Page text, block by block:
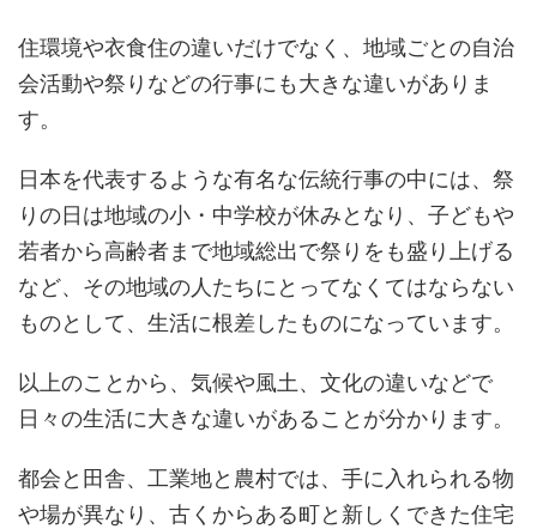
住環境や衣食住の違いだけでなく、地域ごとの自治
会活動や祭りなどの行事にも大きな違いがありま
す。
日本を代表するような有名な伝統行事の中には、祭
りの日は地域の小・中学校が休みとなり、子どもや
若者から高齢者まで地域総出で祭りをも盛り上げる
など、その地域の人たちにとってなくてはならない
ものとして、生活に根差したものになっています。
以上のことから、気候や風土、文化の違いなどで
日々の生活に大きな違いがあることが分かります。
都会と田舎、工業地と農村では、手に入れられる物
や場が異なり、古くからある町と新しくできた住宅